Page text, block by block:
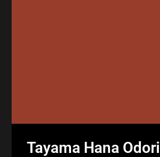
Tayama Hana Odori